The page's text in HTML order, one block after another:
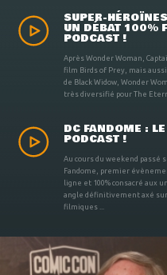
SUPER-
UN DÉBAT 100%
PODCAST !
Après Wonder Woman,
film Birds of Prey, mais
de Black Widow, Wonder
très diversifié pour The
DC FANDOME :
PODCAST !
Au cours du weekend passé
Fandome, premier
ligne et 100% consacré aux
angle définitivement axé
filmiques ...